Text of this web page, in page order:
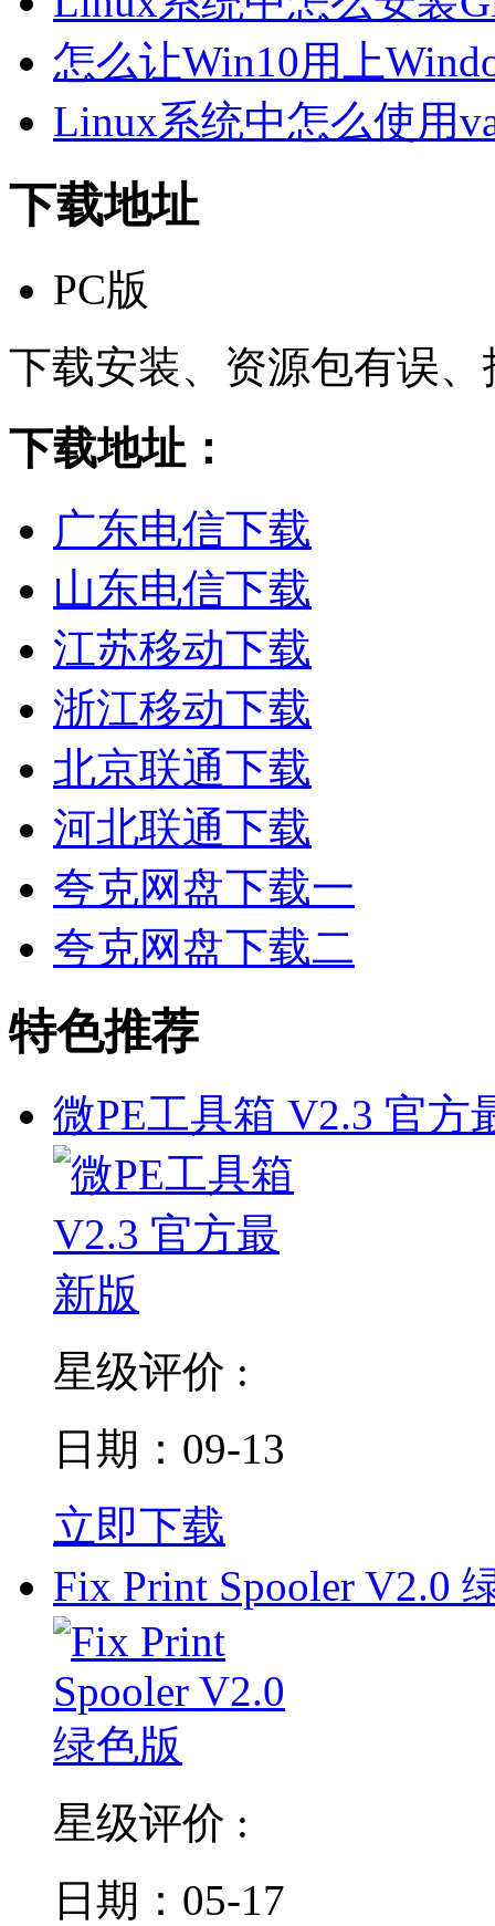
怎么让Win10用上
Linux系统中怎么使用
下载地址
PC版
下载安装、资源包有误
下载地址：
广东电信下载
山东电信下载
江苏移动下载
浙江移动下载
北京联通下载
河北联通下载
夸克网盘下载一
夸克网盘下载二
特色推荐
微PE工具箱 V2.3 官方
星级评价 :
日期：09-13
立即下载
Fix Print Spooler V2.0
星级评价 :
日期：05-17